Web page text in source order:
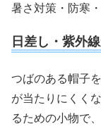
暑さ対策・防寒
日差し・紫外
つばのある帽子
が当たりにくく
るための小物で